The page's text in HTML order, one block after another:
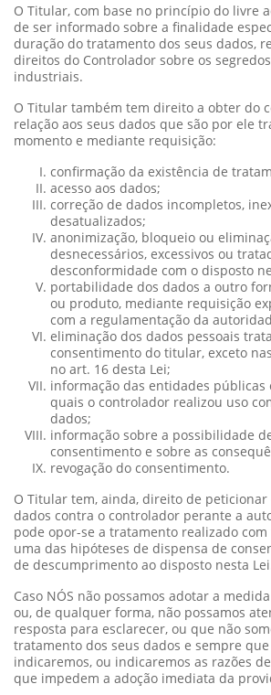
O Titular, com base no princípio do livre
de ser informado sobre a finalidade
duração do tratamento dos seus dados,
direitos do Controlador sobre os
industriais.
O Titular também tem direito a obter do
relação aos seus dados que são por ele
momento e mediante requisição:
confirmação da existência de
acesso aos dados;
correção de dados incompletos,
desatualizados;
anonimização, bloqueio ou
desnecessários, excessivos ou
desconformidade com o disposto
portabilidade dos dados a outro
ou produto, mediante requisição
com a regulamentação da
eliminação dos dados pessoais
consentimento do titular, exceto
no art. 16 desta Lei;
informação das entidades públicas
quais o controlador realizou uso
dados;
informação sobre a possibilidade
consentimento e sobre as
revogação do consentimento.
O Titular tem, ainda, direito de peticionar
dados contra o controlador perante a
pode opor-se a tratamento realizado
uma das hipóteses de dispensa de
de descumprimento ao disposto nesta
Caso NÓS não possamos adotar a
ou, de qualquer forma, não possamos
resposta para esclarecer, ou que não
tratamento dos seus dados e sempre
indicaremos, ou indicaremos as razões
que impedem a adoção imediata da